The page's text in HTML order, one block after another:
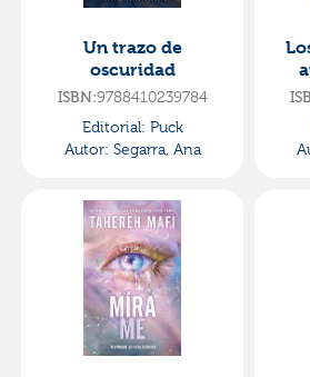
Un trazo de
oscuridad
ISBN:9788410239784
Editorial: Puck
Autor: Segarra, Ana